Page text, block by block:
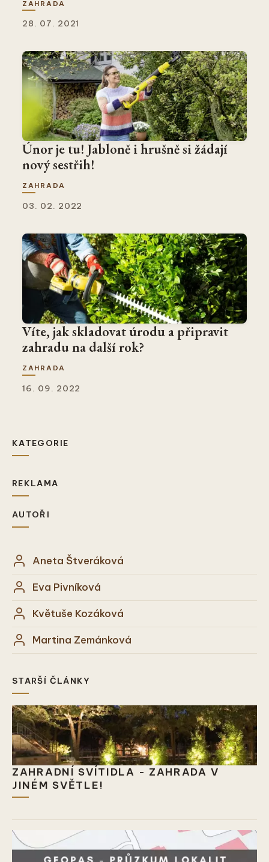
ZAHRADA
28. 07. 2021
Únor je tu! Jabloně i hrušně si žádají
nový sestřih!
ZAHRADA
03. 02. 2022
Víte, jak skladovat úrodu a připravit
zahradu na další rok?
ZAHRADA
16. 09. 2022
KATEGORIE
REKLAMA
AUTOŘI
Aneta Štveráková
Eva Pivníková
Květuše Kozáková
Martina Zemánková
STARŠÍ ČLÁNKY
ZAHRADNÍ SVÍTIDLA - ZAHRADA V
JINÉM SVĚTLE!